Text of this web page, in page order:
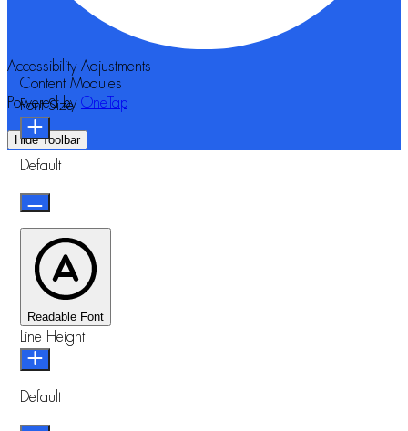
Accessibility Adjustments
Powered by OneTap
Hide Toolbar
Content Modules
Font Size
Default
Readable Font
Line Height
Default